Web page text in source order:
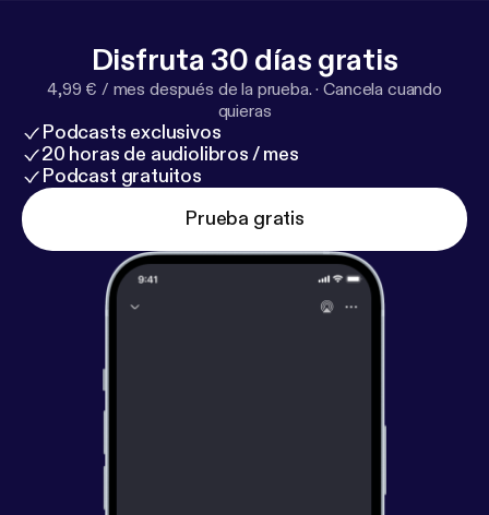
Disfruta 30 días gratis
4,99 € / mes después de la prueba. ·Cancela cuando
quieras
Podcasts exclusivos
20 horas de audiolibros / mes
Podcast gratuitos
Prueba gratis